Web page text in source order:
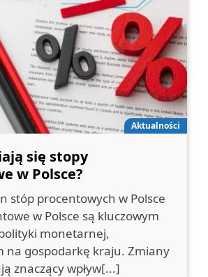
Aktualności
się stopy
w Polsce?
stóp procentowych w Polsce
w Polsce są kluczowym
monetarnej,
na gospodarkę kraju. Zmiany
znaczący wpływ[...]